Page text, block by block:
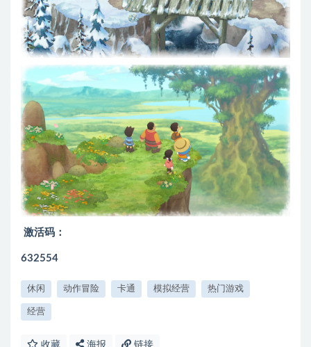
激活码：
632554
休闲 动作冒险 卡通 模拟经营 热门游戏
经营
收藏 海报 链接